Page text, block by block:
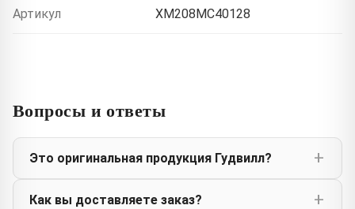
Артикул XM208MC40128
Вопросы и ответы
Это оригинальная продукция Гудвилл?
Как вы доставляете заказ?